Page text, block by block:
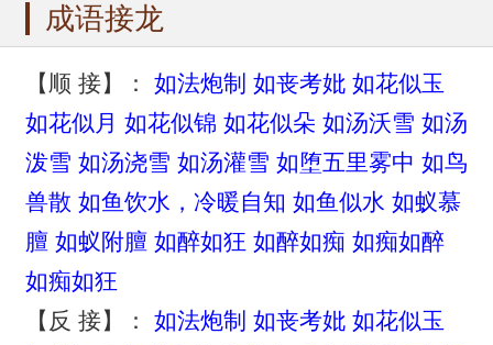
成语接龙
【顺 接】： 如法炮制 如丧考妣 如花似玉
如花似月 如花似锦 如花似朵 如汤沃雪 如汤
泼雪 如汤浇雪 如汤灌雪 如堕五里雾中 如鸟
兽散 如鱼饮水，冷暖自知 如鱼似水 如蚁慕
膻 如蚁附膻 如醉如狂 如醉如痴 如痴如醉
如痴如狂
【反 接】： 如法炮制 如丧考妣 如花似玉